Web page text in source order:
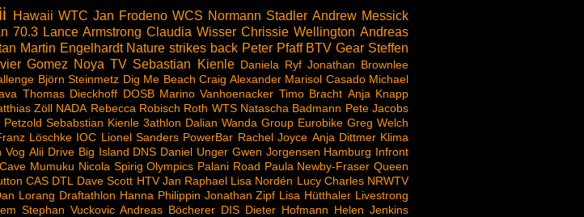
Hawaii WTC Jan Frodeno WCS Normann Stadler Andrew Messick
70.3 Lance Armstrong Claudia Wisser Chrissie Wellington Andreas
Martin Engelhardt Nature strikes back Peter Pfaff BTV Gear Steffen
Gomez Noya TV Sebastian Kienle Daniela Ryf Jonathan Brownlee
Björn Steinmetz Dig Me Beach Craig Alexander Marisol Casado Michael
Thomas Dieckhoff DOSB Marino Vanhoenacker Timo Bracht Anja Knapp
Zöll NADA Rebecca Robisch Roth WTS Natascha Badmann Pete Jacobs
Petzold Sebabstian Kienle 3athlon Dalian Wanda Group Eurobike Greg Welch
Löschke IOC Lionel Sanders PowerBar Rachel Joyce Anja Dittmer Klima
Vog Alii Drive Big Island DNS Daniel Unger Gwen Jorgensen Hamburg
Infront
Mumuku Nicola Spirig Olympics Palani Road Paula Newby-Fraser Queen
CAS DTL Dave Scott HTV Jan Raphael Lisa Nordén Lucy Charles NRWTV
Lorang Draftathlon Hanna Philippin Jonathan Zipf Lisa Hütthaler
Livestrong
Stephan Vuckovic Andreas Böcherer DIS Dieter Hofmann
Helen Jenkins